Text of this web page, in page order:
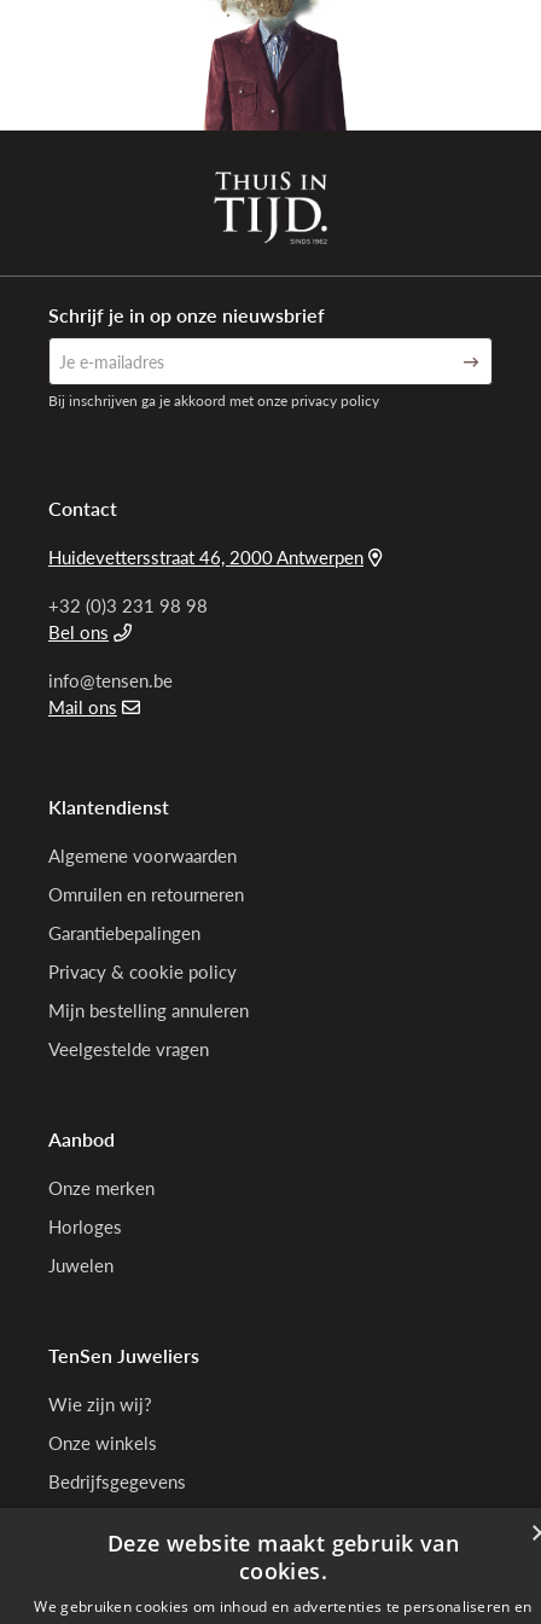
5 + 3 jaar internationaal na registratie
Contact
Huidevettersstraat 46, 2000 Antwerpen
+32 (0)3 231 98 98
Bel ons
info@tensen.be
Mail ons
Klantendienst
Algemene voorwaarden
Omruilen en retourneren
Garantiebepalingen
Privacy & cookie policy
Mijn bestelling annuleren
Veelgestelde vragen
Aanbod
Onze merken
Horloges
Juwelen
TenSen Juweliers
Wie zijn wij?
Onze winkels
Bedrijfsgegevens
Schrijf je in op onze nieuwsbrief
Bij inschrijven ga je akkoord met onze privacy policy
Deze website maakt gebruik van
cookies.
We gebruiken cookies om inhoud en advertenties te personaliseren en